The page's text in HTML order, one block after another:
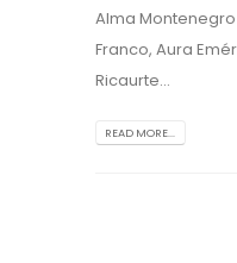
Alma
Franco, Aura
Ricaurte...
READ MORE...